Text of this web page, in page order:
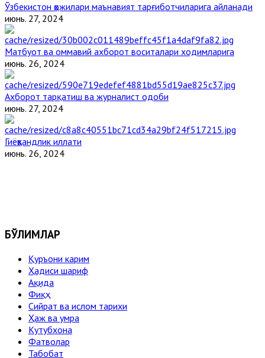
Ўзбекистон ҳожилари маънавият тарғиботчиларига айланади
июнь. 27, 2024
Матбуот ва оммавий ахборот воситалари ходимларига
июнь. 26, 2024
Ахборот тарқатиш ва журналист одоби
июнь. 27, 2024
Гиёҳвандлик иллати
июнь. 26, 2024
БЎЛИМЛАР
Қуръони карим
Ҳадиси шариф
Ақида
Фиқҳ
Сийрат ва ислом тарихи
Ҳаж ва умра
Кутубхона
Фатволар
Табобат